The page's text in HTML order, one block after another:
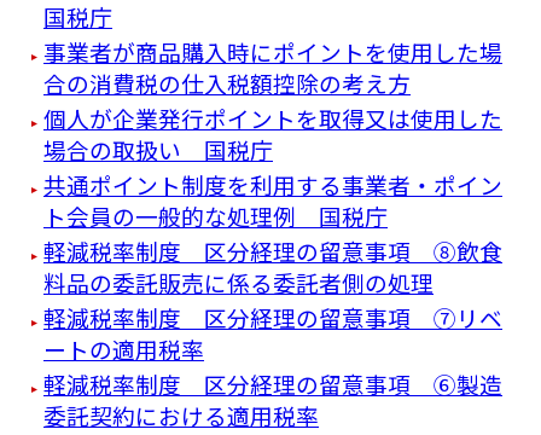
国税庁
事業者が商品購入時にポイントを使用した場
合の消費税の仕入税額控除の考え方
個人が企業発行ポイントを取得又は使用した
場合の取扱い 国税庁
共通ポイント制度を利用する事業者・ポイン
ト会員の一般的な処理例 国税庁
軽減税率制度 区分経理の留意事項 ⑧飲食
料品の委託販売に係る委託者側の処理
軽減税率制度 区分経理の留意事項 ⑦リベ
ートの適用税率
軽減税率制度 区分経理の留意事項 ⑥製造
委託契約における適用税率